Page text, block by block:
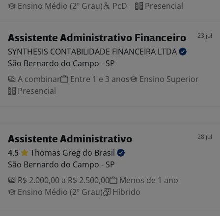
Ensino Médio (2º Grau)
PcD Presencial
Assistente Administrativo Financeiro 23 jul
SYNTHESIS CONTABILIDADE FINANCEIRA LTDA
São Bernardo do Campo - SP
A combinar
Entre 1 e 3 anos
Ensino Superior
Presencial
Assistente Administrativo 28 jul
4,5 Thomas Greg do Brasil
São Bernardo do Campo - SP
R$ 2.000,00 a R$ 2.500,00
Menos de 1 ano
Ensino Médio (2º Grau)
Híbrido